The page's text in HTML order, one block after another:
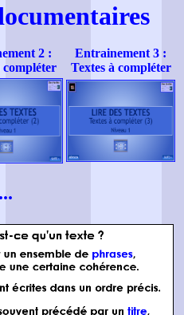
2 :
compléter
Entrainement 3 :
Textes à compléter
...